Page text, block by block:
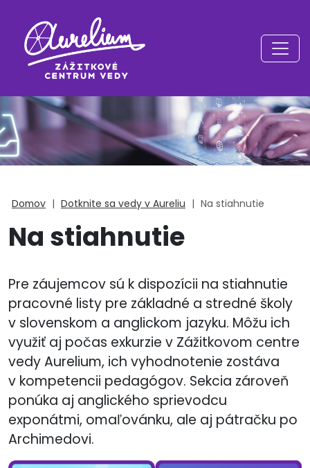
Domov | Dotknite sa vedy v Aureliu | Na stiahnutie
Na stiahnutie
Pre záujemcov sú k dispozícii na stiahnutie
pracovné listy pre základné a stredné školy
v slovenskom a anglickom jazyku. Môžu ich
využiť aj počas exkurzie v Zážitkovom centre
vedy Aurelium, ich vyhodnotenie zostáva
v kompetencii pedagógov. Sekcia zároveň
ponúka aj anglického sprievodcu
exponátmi, omaľovánku, ale aj pátračku po
Archimedovi.